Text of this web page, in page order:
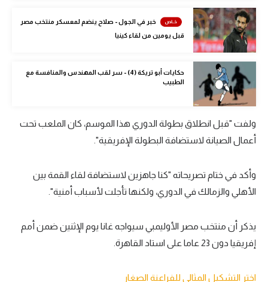
كرة طائرة
الوطن العربي
رياضة نسائية
آسيا
أمريكا
أقسام خاصة
ميركاتو
خبر في الجول - صلاح ينضم لمعسكر منتخب مصر
قبل يومين من لقاء كينيا
حكايات أبو تريكة (4) - سر لقب المهندس والمنافسة مع
الطبيب
ولفت "قبل انطلاق بطولة الدوري هذا الموسم، كان الملعب تحت
أعمال الصيانة لاستضافة البطولة الإفريقية".
وأكد في ختام تصريحاته "كنا جاهزين لاستضافة لقاء القمة بين
الأهلي والزمالك في الدوري، ولكنها تأجلت لأسباب أمنية".
يذكر أن منتخب مصر الأوليمبي سيواجه غانا يوم الإثنين ضمن أمم
إفريقيا دون 23 عاما على استاد القاهرة.
اختر التشكيل المثالي للفراعنة الصغار